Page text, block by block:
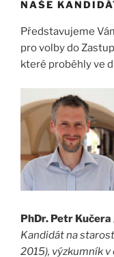
NAŠE
Představujeme
pro volby do
které proběhly ve
PhDr. Petr Kučera
Kandidát na
2015), výzkumník